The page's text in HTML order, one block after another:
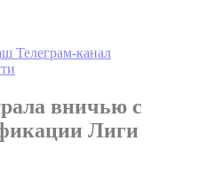
Телеграм-канал
вничью с
Лиги